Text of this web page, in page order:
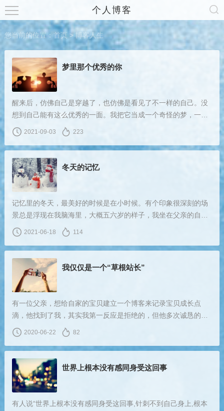
个人博客
您当前的位置： 首页>博客人生
梦里那个优秀的你
醒来后，仿佛自己是穿越了，也仿佛是看见了不一样的自己。没
想到自己能有这么优秀的一面。我把它当成一个奇怪的梦，一个
让我很诧异的梦，我认为这可能是仅少有的情况。
2021-09-03 223
冬天的记忆
记忆里的冬天，最美好的时候是在小时候。有个印象很深刻的场
景总是浮现在我脑海里，大概五六岁的样子，我坐在父亲的自行
车后面，手上戴着一双红色的手套，伸手抓雪花的场景。红色的
毛线帽，红色的围巾，红色的手套，俨然就是童话里面的“小红
帽”。
2021-06-18 114
我仅仅是一个“草根站长”
有一位父亲，想给自家的宝贝建立一个博客来记录宝贝成长点
滴，他找到了我，其实我第一反应是拒绝的，但他多次诚恳的态
度打动了我。他说他为买一个域名，谈了好几天，最终花了8000
多购买到，我挺敬佩他的，对孩子的爱，毫不吝啬。正是因为这
位父亲的想法，影响了我。
2020-06-22 82
世界上根本没有感同身受这回事
有人说“世界上根本没有感同身受这回事,针刺不到自己身上,根本